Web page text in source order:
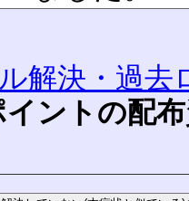
解決・過去
ントの配